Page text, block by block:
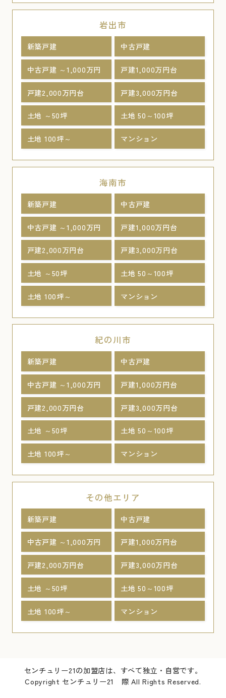
岩出市
新築戸建 中古戸建
中古戸建 ～1,000万円 戸建1,000万円台
戸建2,000万円台 戸建3,000万円台
土地 ～50坪 土地 50～100坪
土地 100坪～ マンション
海南市
新築戸建 中古戸建
中古戸建 ～1,000万円 戸建1,000万円台
戸建2,000万円台 戸建3,000万円台
土地 ～50坪 土地 50～100坪
土地 100坪～ マンション
紀の川市
新築戸建 中古戸建
中古戸建 ～1,000万円 戸建1,000万円台
戸建2,000万円台 戸建3,000万円台
土地 ～50坪 土地 50～100坪
土地 100坪～ マンション
その他エリア
新築戸建 中古戸建
中古戸建 ～1,000万円 戸建1,000万円台
戸建2,000万円台 戸建3,000万円台
土地 ～50坪 土地 50～100坪
土地 100坪～ マンション
センチュリー21の加盟店は、すべて独立・自営です。
Copyright センチュリー21 際 All Rights Reserved.